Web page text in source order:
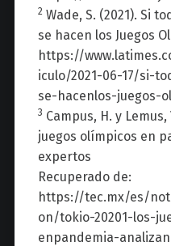
2Wade, S. (2021). Si
se hacen los Juegos
https://
iculo/2021-06-17/si-
se-hacenlos-juegos-
3 Campus, H. y Lemus,
juegos olímpicos en
expertos
Recuperado de:
https://tec.mx/es/
on/tokio-20201-los-
enpandemia-